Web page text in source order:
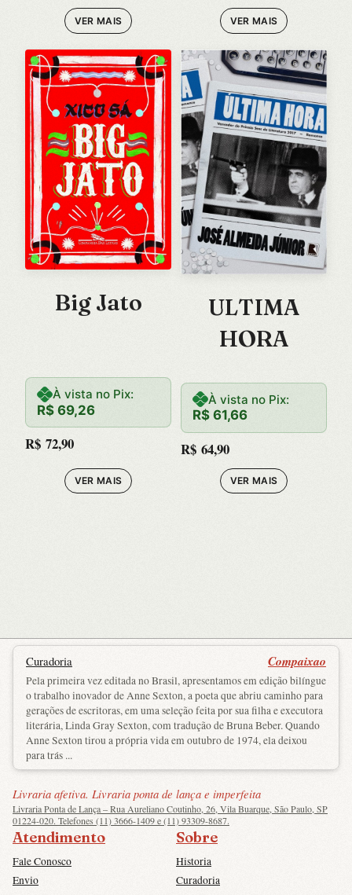
VER MAIS VER MAIS
Big Jato
À vista no Pix:
R$ 69,26
R$ 72,90
VER MAIS
ULTIMA
HORA
À vista no Pix:
R$ 61,66
R$ 64,90
VER MAIS
Curadoria Compaixao
Pela primeira vez editada no Brasil, apresentamos em edição bilíngue
o trabalho inovador de Anne Sexton, a poeta que abriu caminho para
gerações de escritoras, em uma seleção feita por sua filha e executora
literária, Linda Gray Sexton, com tradução de Bruna Beber. Quando
Anne Sexton tirou a própria vida em outubro de 1974, ela deixou
para trás ...
Livraria afetiva. Livraria ponta de lança e imperfeita
Livraria Ponta de Lança – Rua Aureliano Coutinho, 26, Vila Buarque, São Paulo, SP
01224-020. Telefones (11) 3666-1409 e (11) 93309-8687.
Atendimento
Fale Conosco
Envio
Sobre
Historia
Curadoria